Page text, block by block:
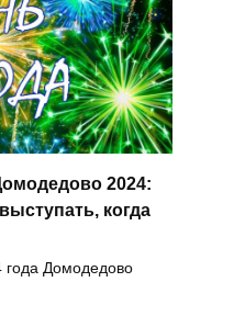
2024:
когда
года Домодедово